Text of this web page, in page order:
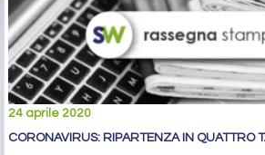
24 aprile 2020
CORONAVIRUS: RIPARTENZA IN QUATTRO